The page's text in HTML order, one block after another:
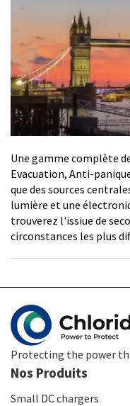
Une gamme complète
Evacuation, Anti-
que des sources
lumière et une
trouverez l'issiue de
circonstances les plus
Protecting the power
Nos Produits
Small DC chargers